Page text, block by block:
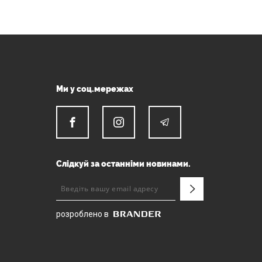
Ми у соц.мережах
Слідкуй за останніми новинами.
розроблено в